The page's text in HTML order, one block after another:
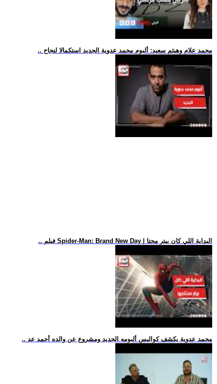
.. محمد علام وهيثم سعيد: ألبوم محمد عدوية الجديد استكمالا لنجاح
.. فيلم Spider-Man: Brand New Day | البداية اللي كان بيتر محتا
.. محمد عدوية يكشف كواليس ألبومه الجديد ومشروع عن والده أحمد عد